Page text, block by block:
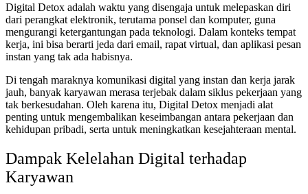
Digital Detox adalah waktu yang disengaja untuk melepaskan diri
dari perangkat elektronik, terutama ponsel dan komputer, guna
mengurangi ketergantungan pada teknologi. Dalam konteks tempat
kerja, ini bisa berarti jeda dari email, rapat virtual, dan aplikasi pesan
instan yang tak ada habisnya.
Di tengah maraknya komunikasi digital yang instan dan kerja jarak
jauh, banyak karyawan merasa terjebak dalam siklus pekerjaan yang
tak berkesudahan. Oleh karena itu, Digital Detox menjadi alat
penting untuk mengembalikan keseimbangan antara pekerjaan dan
kehidupan pribadi, serta untuk meningkatkan kesejahteraan mental.
Dampak Kelelahan Digital terhadap
Karyawan